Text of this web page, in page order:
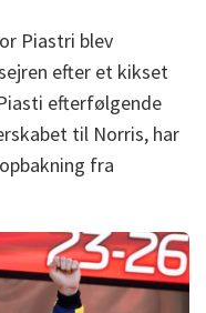
Piastri blev
efter et kikset
efterfølgende
til Norris, har
fra